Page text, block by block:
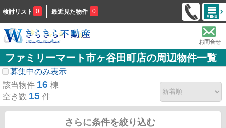
検討リスト 0 最近見た物件 0
お問合せ
ファミリーマート市ヶ谷田町店の周辺物件一覧
募集中のみ表示
該当物件 16 棟
空き数 15 件
さらに条件を絞り込む